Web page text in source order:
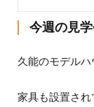
今週の見
久能のモデルハ
家具も設置さ